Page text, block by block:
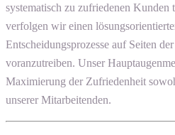
systematisch zu zufriedenen Kunden
verfolgen wir einen
Entscheidungsprozesse auf Seiten
voranzutreiben. Unser
Maximierung der Zufriedenheit
unserer Mitarbeitenden.